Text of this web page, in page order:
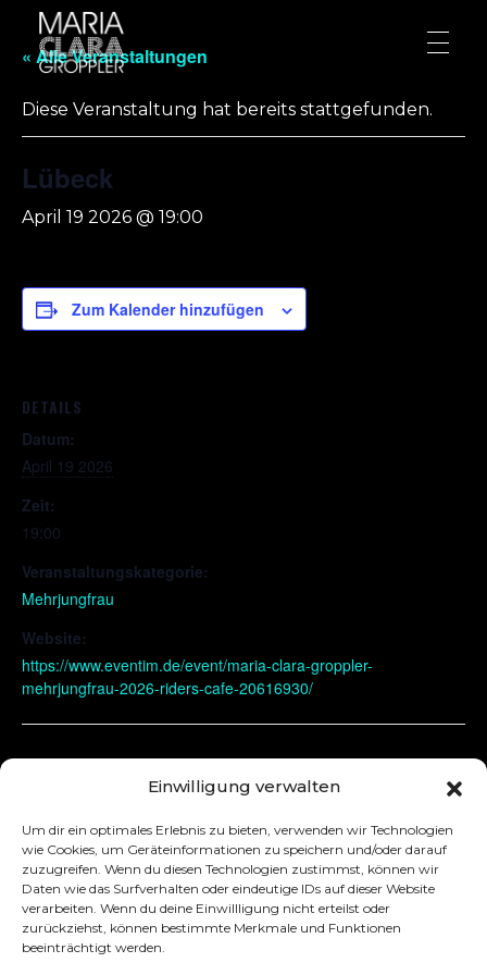
Einwilligung verwalten
Um dir ein optimales Erlebnis zu bieten, verwenden wir Technologien
wie Cookies, um Geräteinformationen zu speichern und/oder darauf
zuzugreifen. Wenn du diesen Technologien zustimmst, können wir
Daten wie das Surfverhalten oder eindeutige IDs auf dieser Website
verarbeiten. Wenn du deine Einwillligung nicht erteilst oder
zurückziehst, können bestimmte Merkmale und Funktionen
beeinträchtigt werden.
« Alle Veranstaltungen
Diese Veranstaltung hat bereits stattgefunden.
Lübeck
April 19 2026 @ 19:00
Zum Kalender hinzufügen
DETAILS
Datum:
April 19 2026
Zeit:
19:00
Veranstaltungskategorie:
Mehrjungfrau
Website:
https://www.eventim.de/event/maria-clara-groppler-
mehrjungfrau-2026-riders-cafe-20616930/